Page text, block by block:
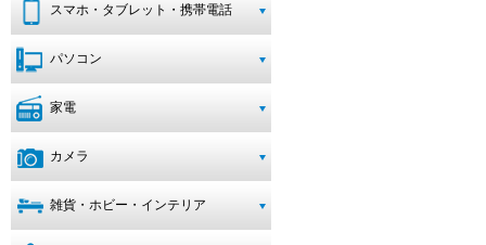
スマホ・タブレット・携帯電話
パソコン
家電
カメラ
雑貨・ホビー・インテリア